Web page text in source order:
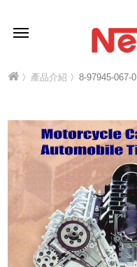
〉 產品介紹 〉8-97945-067-0